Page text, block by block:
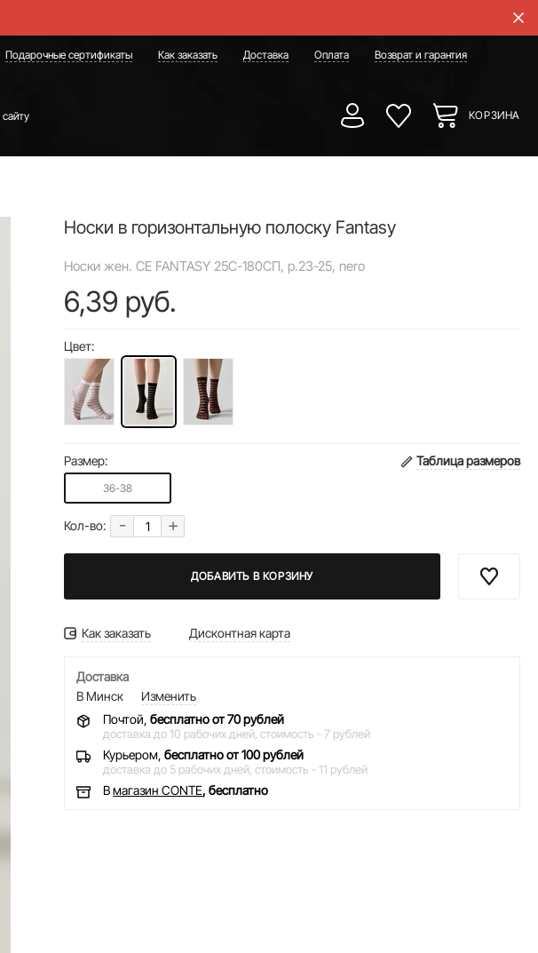
Подарочные сертификаты Как заказать Доставка Оплата Возврат и гарантия
КОРЗИНА
Носки в горизонтальную полоску Fantasy
Носки жен. CE FANTASY 25С-180СП, р.23-25, nero
6,39 руб.
Цвет:
Размер: Таблица размеров
36-38
Кол-во: - +
ДОБАВИТЬ В КОРЗИНУ
Как заказать Дисконтная карта
Доставка
В Минск
Изменить
Почтой,бесплатно от 70 рублей
доставка до 10 рабочих дней, стоимость - 7 рублей
Курьером,бесплатно от 100 рублей
доставка до 5 рабочих дней, стоимость - 11 рублей
Вмагазин CONTE, бесплатно